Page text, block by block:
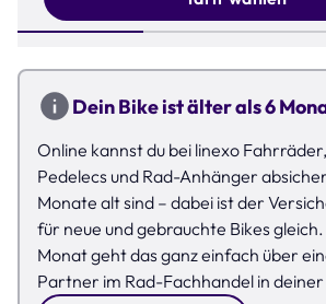
Dein Bike ist älter als 6
Online kannst du bei linexo
Pedelecs und Rad-Anhänger
Monate alt sind – dabei ist der
für neue und gebrauchte Bikes
Monat geht das ganz einfach über
Partner im Rad-Fachhandel in